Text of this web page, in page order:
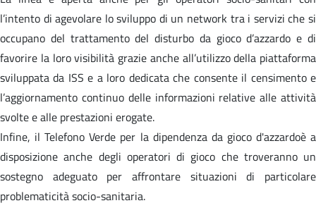
l’intento di agevolare lo sviluppo di un network tra i servizi che si
occupano del trattamento del disturbo da gioco d’azzardo e di
favorire la loro visibilità grazie anche all’utilizzo della piattaforma
sviluppata da ISS e a loro dedicata che consente il censimento e
l’aggiornamento continuo delle informazioni relative alle attività
svolte e alle prestazioni erogate.
Infine, il Telefono Verde per la dipendenza da gioco d'azzardoè a
disposizione anche degli operatori di gioco che troveranno un
sostegno adeguato per affrontare situazioni di particolare
problematicità socio-sanitaria.